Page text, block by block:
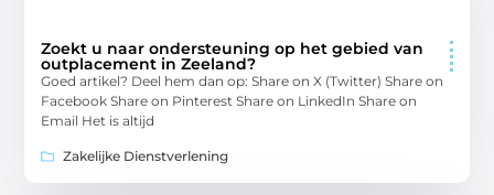
Zoekt u naar ondersteuning op het gebied van
outplacement in Zeeland?
Goed artikel? Deel hem dan op: Share on X (Twitter) Share on
Facebook Share on Pinterest Share on LinkedIn Share on
Email Het is altijd
Zakelijke Dienstverlening